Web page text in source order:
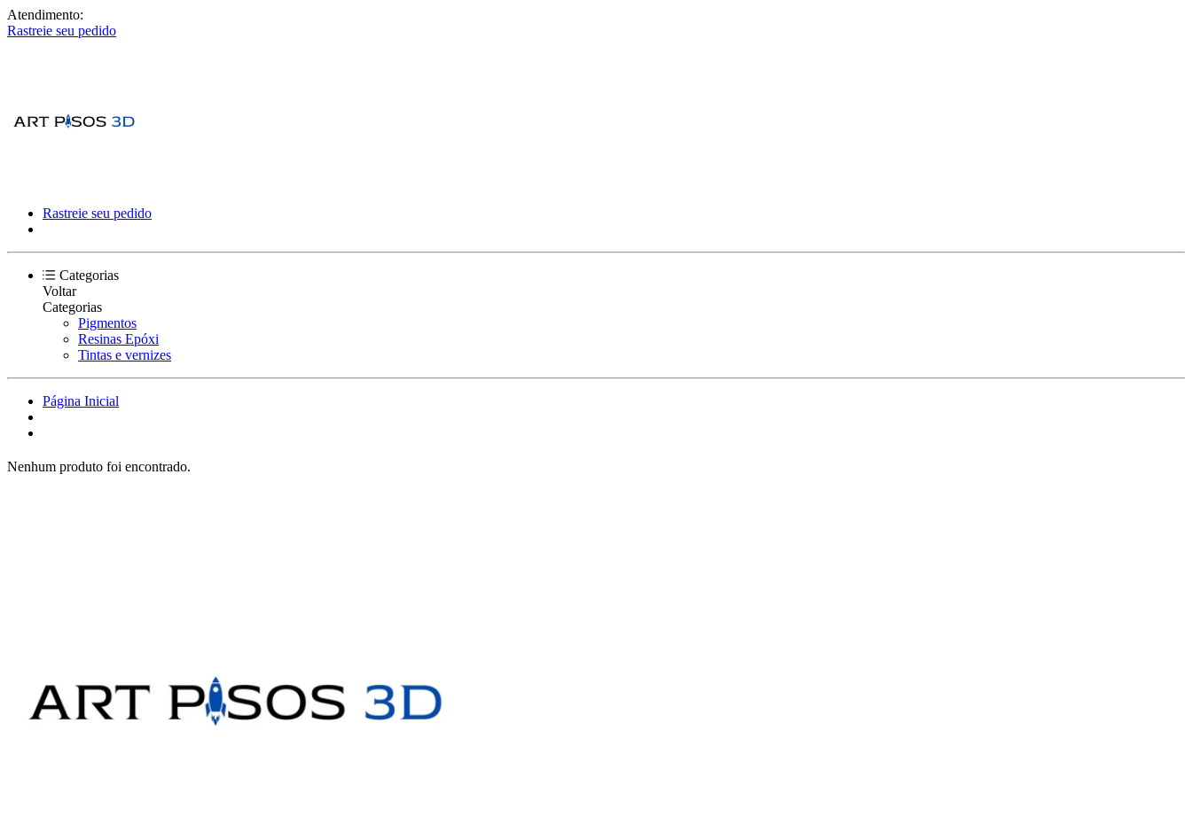
Atendimento:
Rastreie seu pedido
Rastreie seu pedido
Categorias
Voltar
Categorias
Pigmentos
Resinas Epóxi
Tintas e vernizes
Página Inicial
Nenhum produto foi encontrado.